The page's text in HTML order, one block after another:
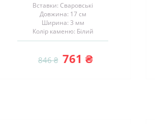
Вставки: Сваровські
Довжина: 17 см
Ширина: 3 мм
Колір каменю: Білий
846 ₴ 761 ₴